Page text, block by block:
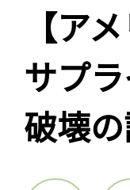
【ア
サプ
破壊